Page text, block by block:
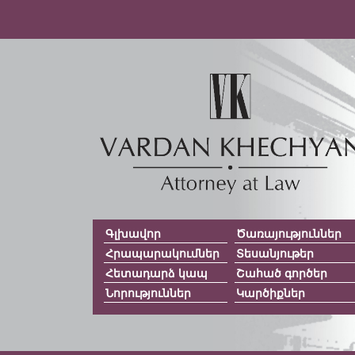
Գլխավոր
Ծառայություններ
Հրապարակումներ
Տեսանյութեր
Հետադարձ կապ
Շահած գործեր
Նորություններ
Կարծիքներ